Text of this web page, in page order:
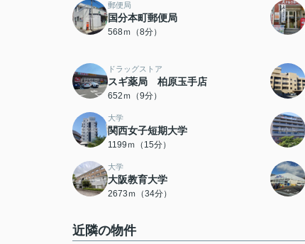
郵便局
国分本町郵便局
568ｍ（8分）
ドラッグストア
スギ薬局 柏原玉手店
652ｍ（9分）
大学
関西女子短期大学
1199ｍ（15分）
大学
大阪教育大学
2673ｍ（34分）
近隣の物件